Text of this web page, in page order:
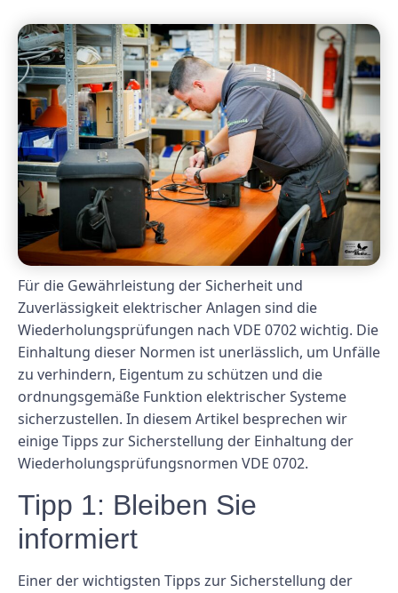
Für die Gewährleistung der Sicherheit und
Zuverlässigkeit elektrischer Anlagen sind die
Wiederholungsprüfungen nach VDE 0702 wichtig. Die
Einhaltung dieser Normen ist unerlässlich, um Unfälle
zu verhindern, Eigentum zu schützen und die
ordnungsgemäße Funktion elektrischer Systeme
sicherzustellen. In diesem Artikel besprechen wir
einige Tipps zur Sicherstellung der Einhaltung der
Wiederholungsprüfungsnormen VDE 0702.
Tipp 1: Bleiben Sie
informiert
Einer der wichtigsten Tipps zur Sicherstellung der